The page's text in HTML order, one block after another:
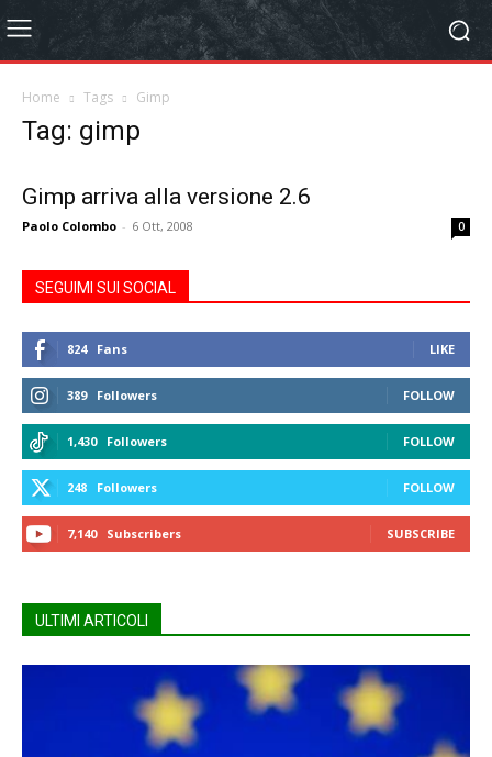
Home Tags Gimp
Tag: gimp
Gimp arriva alla versione 2.6
Paolo Colombo - 6 Ott, 2008 0
SEGUIMI SUI SOCIAL
824 Fans LIKE
389 Followers FOLLOW
1,430 Followers FOLLOW
248 Followers FOLLOW
7,140 Subscribers SUBSCRIBE
ULTIMI ARTICOLI